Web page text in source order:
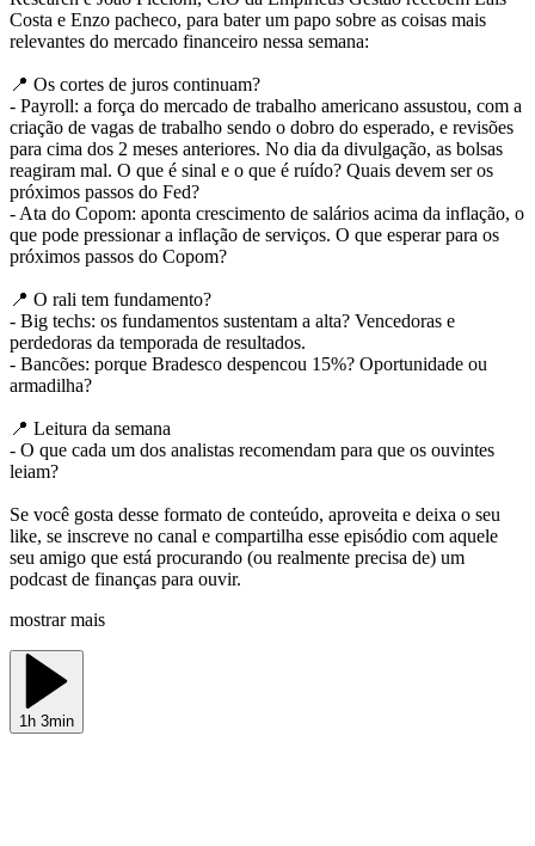
Costa e Enzo pacheco, para bater um papo sobre as coisas mais
relevantes do mercado financeiro nessa semana:
📍 Os cortes de juros continuam?
- Payroll: a força do mercado de trabalho americano assustou, com a
criação de vagas de trabalho sendo o dobro do esperado, e revisões
para cima dos 2 meses anteriores. No dia da divulgação, as bolsas
reagiram mal. O que é sinal e o que é ruído? Quais devem ser os
próximos passos do Fed?
- Ata do Copom: aponta crescimento de salários acima da inflação, o
que pode pressionar a inflação de serviços. O que esperar para os
próximos passos do Copom?
📍 O rali tem fundamento?
- Big techs: os fundamentos sustentam a alta? Vencedoras e
perdedoras da temporada de resultados.
- Bancões: porque Bradesco despencou 15%? Oportunidade ou
armadilha?
📍 Leitura da semana
- O que cada um dos analistas recomendam para que os ouvintes
leiam?
Se você gosta desse formato de conteúdo, aproveita e deixa o seu
like, se inscreve no canal e compartilha esse episódio com aquele
seu amigo que está procurando (ou realmente precisa de) um
podcast de finanças para ouvir.
mostrar mais
1h 3min